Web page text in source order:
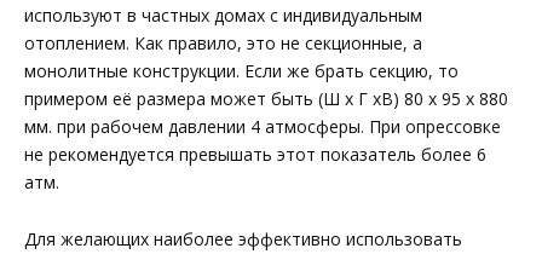
используют в частных домах с индивидуальным
отоплением. Как правило, это не секционные, а
монолитные конструкции. Если же брать секцию, то
примером её размера может быть (Ш х Г хВ) 80 х 95 х 880
мм. при рабочем давлении 4 атмосферы. При опрессовке
не рекомендуется превышать этот показатель более 6
атм.
Для желающих наиболее эффективно использовать